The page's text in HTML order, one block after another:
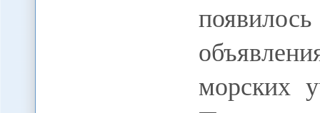
морских